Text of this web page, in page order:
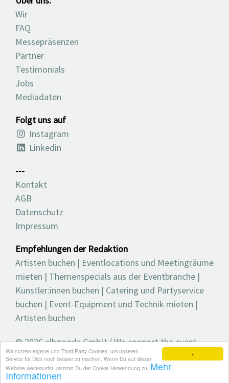
×
Wir nutzen eigene und Third-Party-Cookies, um unseren
Service für Dich noch besser zu machen. Wenn Du auf dieser
Website weitersurfst, stimmst Du der Cookie-Verwendung zu. Mehr
Informationen
Wir
FAQ
Messepräsenzen
Partner
Testimonials
Jobs
Mediadaten
Folgt uns auf
Instagram
Linkedin
---
Kontakt
AGB
Datenschutz
Impressum
Empfehlungen der Redaktion
Artisten buchen | Eventlocations und Meetingräume
mieten | Themenspecials aus der Eventbranche |
Künstler:innen buchen | Catering und Partyservice
buchen | Event-Equipment und Technik mieten |
Artisten buchen
© 2026 elbgoods GmbH / We connect the event
industry / Medienvielfalt für die Eventplanung /
Eventbranchenbuch, Blog, Magazin und mehr